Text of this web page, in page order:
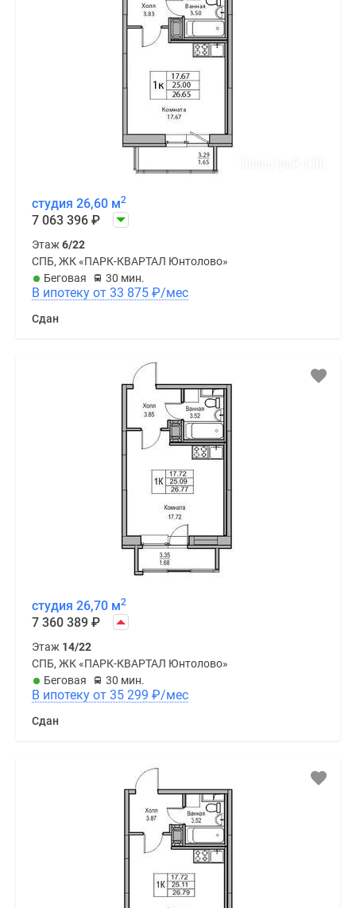
студия 26,60 м2
7 063 396 ₽
Этаж6/22
СПБ, ЖК «ПАРК-КВАРТАЛ Юнтолово»
Беговая
30 мин.
В ипотеку от 33 875 ₽/мес
Сдан
студия 26,70 м2
7 360 389 ₽
Этаж 14/22
СПБ, ЖК «ПАРК-КВАРТАЛ Юнтолово»
Беговая
30 мин.
В ипотеку от 35 299 ₽/мес
Сдан